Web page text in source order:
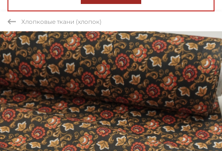
Хлопковые ткани (хлопок)